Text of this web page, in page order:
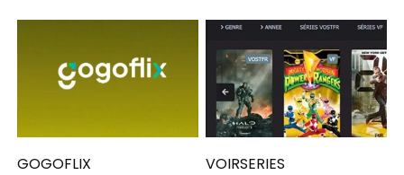
GOGOFLIX VOIRSERIES